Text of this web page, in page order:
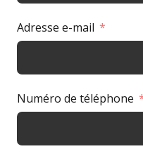
Adresse e-mail
Numéro de téléphone